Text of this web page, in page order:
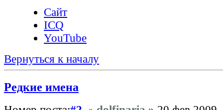
Сайт
ICQ
YouTube
Вернуться к началу
Редкие имена